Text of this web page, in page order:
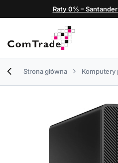
Raty 0% –
Strona główna Komputery